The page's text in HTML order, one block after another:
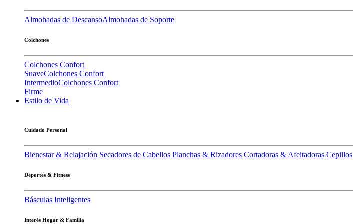
Almohadas de DescansoAlmohadas de Soporte
Colchones
Colchones Confort
SuaveColchones Confort
IntermedioColchones Confort
Firme
Estilo de Vida
Cuidado Personal
Bienestar & Relajación Secadores de Cabellos Planchas & Rizadores Cortadoras & Afeitadoras Cepillos
Deportes & Fitness
Básculas Inteligentes
Interés Hogar & Familia